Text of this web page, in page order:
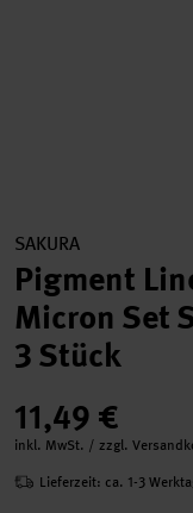
SAKURA
Pigment
Micron Set
3 Stück
11,49 €
inkl. MwSt. / zzgl.
Lieferzeit: ca. 1-3